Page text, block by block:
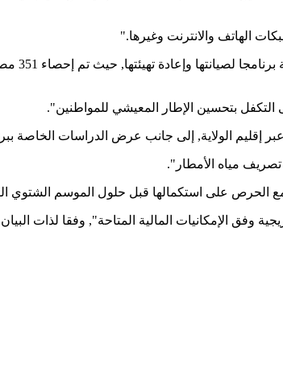
الهاتف والانترنت وغيرها."
بتحسين الإطار المعيشي للمواطنين".
الولاية, إلى جانب عرض الدراسات الخاصة
مياه الأمطار".
الحرص على استكمالها قبل حلول الموسم الشتوي
وفق الإمكانيات المالية المتاحة", وفقا لذات